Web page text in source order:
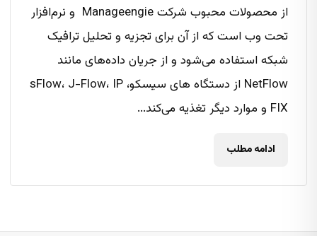
از محصولات محبوب شرکت Manageengie و نرم‌افزار
تحت وب است که از آن برای تجزیه و تحلیل ترافیک
شبکه استفاده می‌شود و از جریان داده‌های مانند
NetFlow از دستگاه های سیسکو، sFlow، J-Flow، IP
FIX و موارد دیگر تغذیه می‌کند...
ادامه مطلب